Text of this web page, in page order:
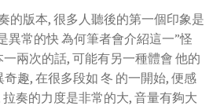
的版本, 很多人聽後的第一個印象是
異常的快 為何筆者會介紹這一”怪
一兩次的話, 可能有另一種體會 他的
趣, 在很多段如 冬 的一開始, 便感
拉奏的力度是非常的大, 音量有夠大